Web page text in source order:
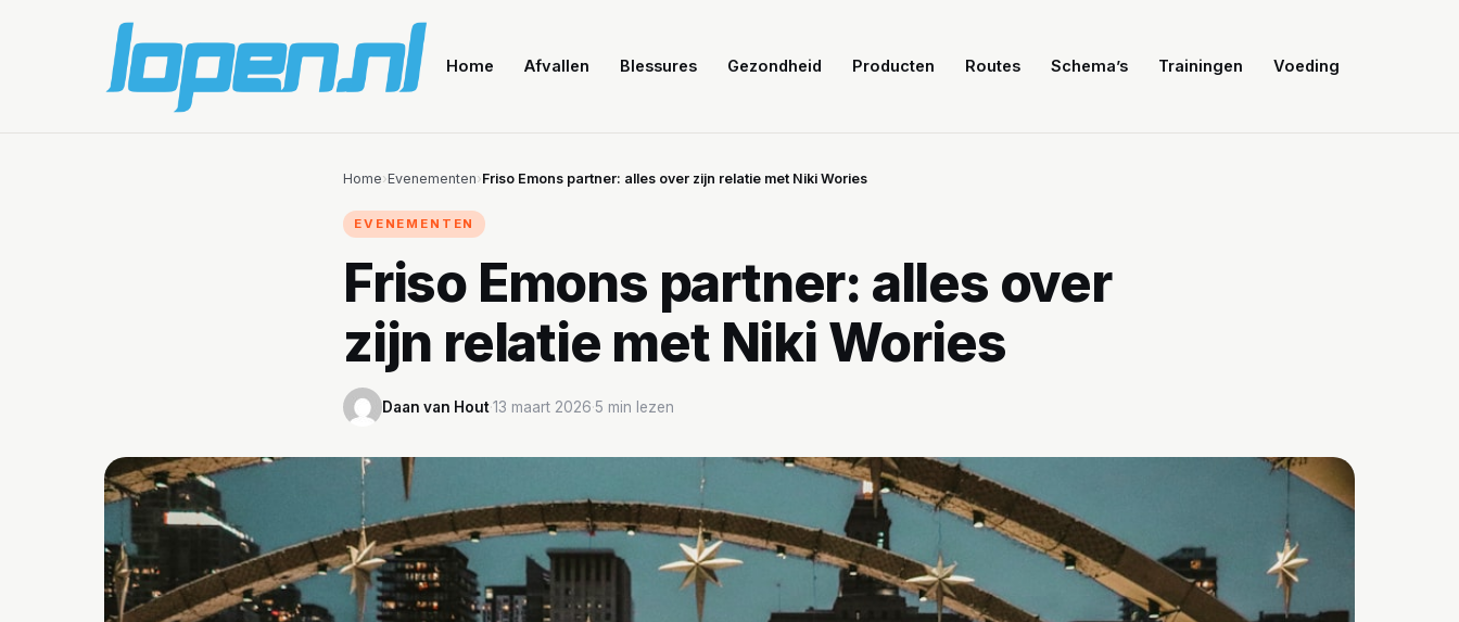
Home Afvallen Blessures Gezondheid Producten Routes Schema’s Trainingen Voeding
Home›Evenementen›Friso Emons partner: alles over zijn relatie met Niki Wories
EVENEMENTEN
Friso Emons partner: alles over
zijn relatie met Niki Wories
Daan van Hout·13 maart 2026·5 min lezen